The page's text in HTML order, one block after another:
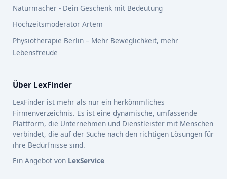
Naturmacher - Dein Geschenk mit Bedeutung
Hochzeitsmoderator Artem
Physiotherapie Berlin – Mehr Beweglichkeit, mehr
Lebensfreude
Über LexFinder
LexFinder ist mehr als nur ein herkömmliches
Firmenverzeichnis. Es ist eine dynamische, umfassende
Plattform, die Unternehmen und Dienstleister mit Menschen
verbindet, die auf der Suche nach den richtigen Lösungen für
ihre Bedürfnisse sind.
Ein Angebot von LexService